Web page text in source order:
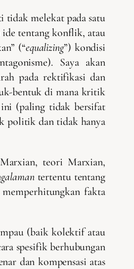
tidak melekat pada satu
ide tentang konflik, atau
(“equalizing”) kondisi
Saya akan
pada rektifikasi dan
bentuk di mana kritik
(paling tidak bersifat
politik dan tidak hanya
teori Marxian,
tertentu tentang
fakta
(baik kolektif atau
spesifik berhubungan
dan kompensasi atas